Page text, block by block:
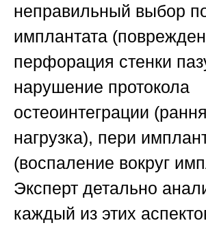
неправильный выбор
имплантата
перфорация стенки
нарушение протокола
остеоинтеграции
нагрузка), пери
(воспаление вокруг
Эксперт детально
каждый из этих